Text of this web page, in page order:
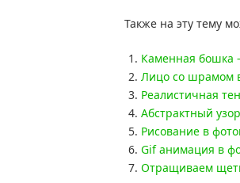
Также на эту тему
Каменная бошка
Лицо со шрамом
Реалистичная
Абстрактный
Рисование в
Gif анимация в
Отращиваем